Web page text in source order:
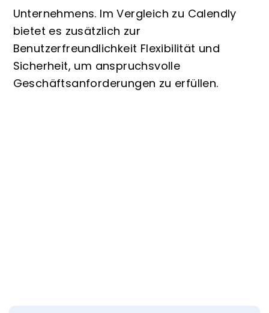
Unternehmens. Im Vergleich zu Calendly
bietet es zusätzlich zur
Benutzerfreundlichkeit Flexibilität und
Sicherheit, um anspruchsvolle
Geschäftsanforderungen zu erfüllen.